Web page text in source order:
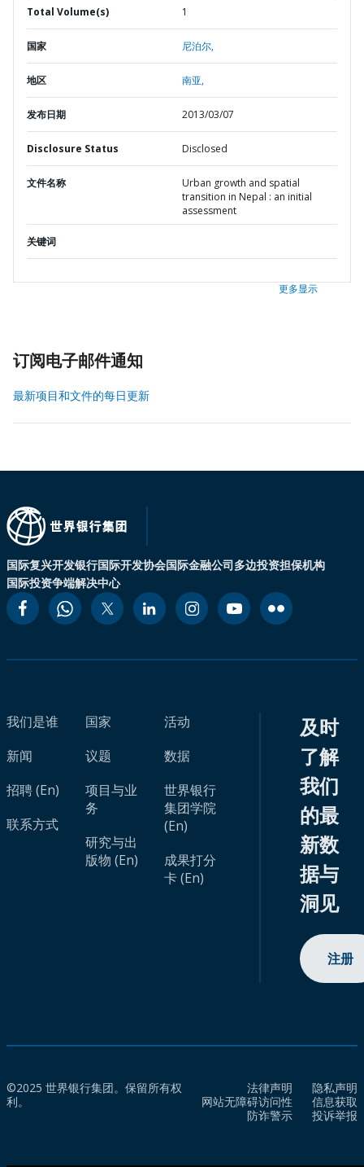
Total Volume(s) 1
国家 尼泊尔,
地区 南亚,
发布日期 2013/03/07
Disclosure Status Disclosed
文件名称
Urban growth and spatial
transition in Nepal : an initial
assessment
关键词
更多显示
订阅电子邮件通知
最新项目和文件的每日更新
国际复兴开发银行国际开发协会国际金融公司多边投资担保机构
国际投资争端解决中心
我们是谁
新闻
招聘 (En)
联系方式
国家
议题
项目与业
务
研究与出
版物 (En)
活动
数据
世界银行
集团学院
(En)
成果打分
卡 (En)
及时
了解
我们
的最
新数
据与
洞见
注册
©2025 世界银行集团。保留所有权
利。
法律声明
隐私声明
网站无障碍访问性
信息获取
防诈警示
投诉举报